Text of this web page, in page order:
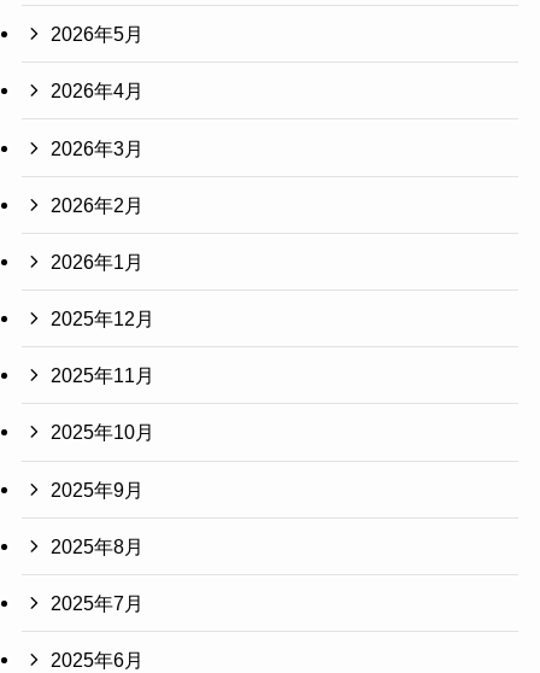
2026年5月
2026年4月
2026年3月
2026年2月
2026年1月
2025年12月
2025年11月
2025年10月
2025年9月
2025年8月
2025年7月
2025年6月